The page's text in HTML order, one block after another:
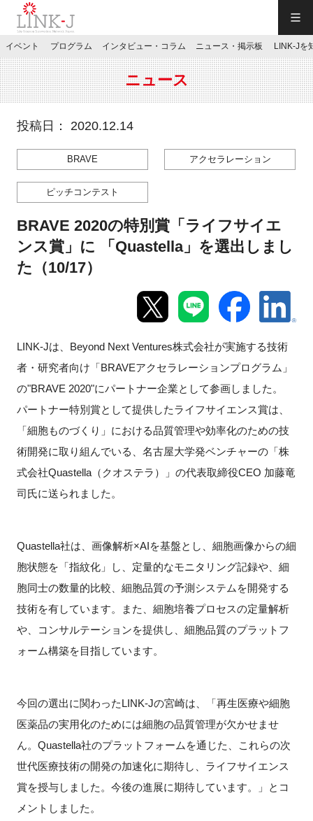
JP／EN
特別会員専用メニュー
お問い合わせ
イベント
プログラム
インタビュー・コラム
ニュース・掲示板
特別会員
FAQ
イベント プログラム インタビュー・コラム ニュース・掲示板 LINK-Jを
ニュース
投稿日： 2020.12.14
BRAVE アクセラレーション
ピッチコンテスト
BRAVE 2020の特別賞「ライフサイエ
ンス賞」に 「Quastella」を選出しまし
た（10/17）
LINK-Jは、 Beyond Next Ventures株式会社が実施する技術
者・研究者向け「BRAVEアクセラレーションプログラム」
の"BRAVE 2020"にパートナー企業として参画しました。
パートナー特別賞として提供したライフサイエンス賞は、
「細胞ものづくり」における品質管理や効率化のための技
術開発に取り組んでいる、名古屋大学発ベンチャーの「株
式会社Quastella（クオステラ）」の代表取締役CEO 加藤竜
司氏に送られました。
Quastella社は、画像解析×AIを基盤とし、細胞画像からの細
胞状態を「指紋化」し、定量的なモニタリング記録や、細
胞同士の数量的比較、細胞品質の予測システムを開発する
技術を有しています。また、細胞培養プロセスの定量解析
や、コンサルテーションを提供し、細胞品質のプラットフ
ォーム構築を目指しています。
今回の選出に関わったLINK-Jの宮崎は、「再生医療や細胞
医薬品の実用化のためには細胞の品質管理が欠かせませ
ん。 Quastella社のプラットフォームを通じた、これらの次
世代医療技術の開発の加速化に期待し、ライフサイエンス
賞を授与しました。今後の進展に期待しています。」とコ
メントしました。